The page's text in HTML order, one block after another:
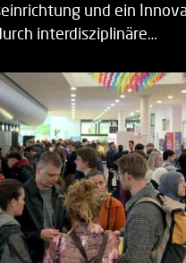
und ein
interdisziplinäre…